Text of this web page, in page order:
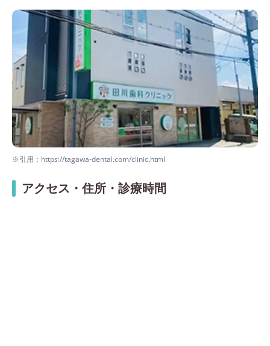
※引用：https://tagawa-dental.com/clinic.html
アクセス・住所・診療時間